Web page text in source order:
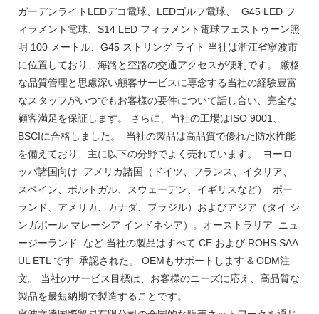
ガーデンライトLEDデコ電球、LEDゴルフ電球、 G45 LED フ
ィラメント電球、S14 LED フィラメント電球フェストゥーン照
明 100 メートル、G45 ストリング ライト 当社は浙江省寧波市
に位置しており、海路と空路の交通アクセスが便利です。 厳格
な品質管理と思慮深い顧客サービスに専念する当社の経験豊富
なスタッフがいつでもお客様の要件について話し合い、完全な
顧客満足を保証します。 さらに、当社の工場はISO 9001、
BSCIに合格しました。 当社の製品は高品質で優れた防水性能
を備えており、主に以下の分野でよく売れています。 ヨーロ
ッパ諸国向け アメリカ諸国（ドイツ、フランス、イタリア、
スペイン、ポルトガル、スウェーデン、イギリスなど） ポー
ランド、アメリカ、カナダ、ブラジル）およびアジア（タイ シ
ンガポール マレーシア インドネシア）。オーストラリア ニュ
ージーランド など 当社の製品はすべて CE および ROHS SAA
UL ETL です 承認された。 OEMもサポートします & ODM注
文。 当社のサービス目標は、お客様のニーズに応え、高品質な
製品を最短納期で製造することです。